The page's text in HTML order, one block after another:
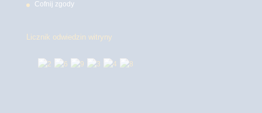
Cofnij zgody
Licznik odwiedzin witryny